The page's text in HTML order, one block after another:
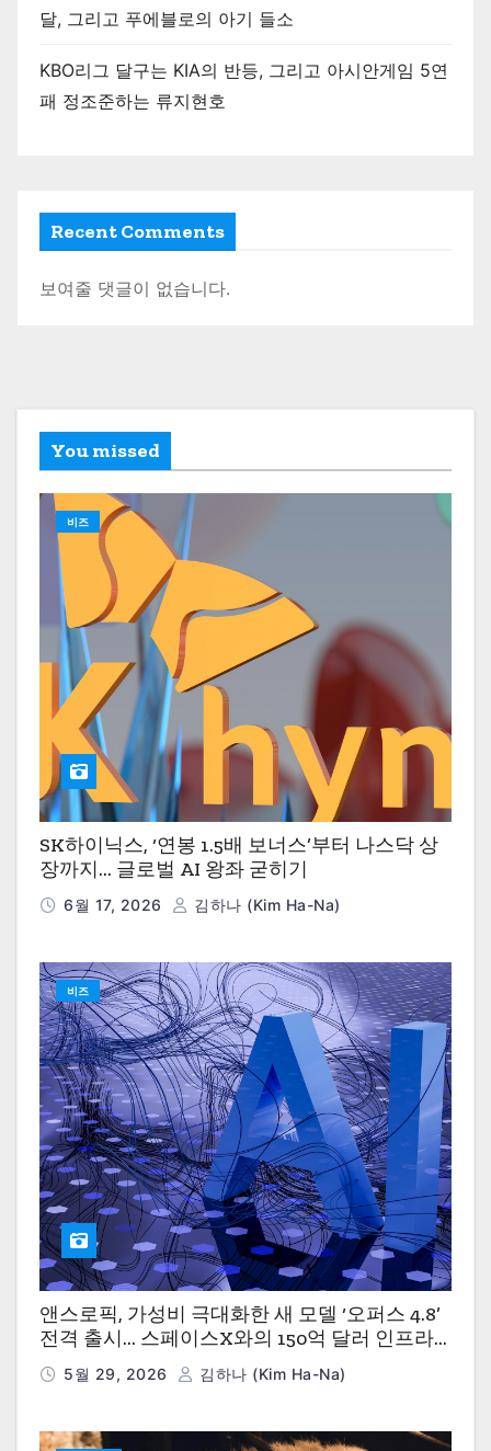
달, 그리고 푸에블로의 아기 들소
KBO리그 달구는 KIA의 반등, 그리고 아시안게임 5연
패 정조준하는 류지현호
Recent Comments
보여줄 댓글이 없습니다.
You missed
비즈
SK하이닉스, ‘연봉 1.5배 보너스’부터 나스닥 상
장까지… 글로벌 AI 왕좌 굳히기
6월 17, 2026 김하나 (Kim Ha-Na)
비즈
앤스로픽, 가성비 극대화한 새 모델 ‘오퍼스 4.8’
전격 출시… 스페이스X와의 150억 달러 인프라
딜이 드러낸 AI 경제학의 현실
5월 29, 2026 김하나 (Kim Ha-Na)